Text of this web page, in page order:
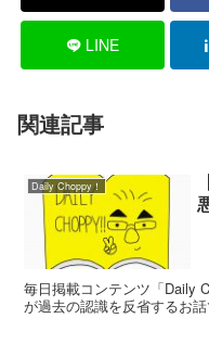
LINE
関連記事
Daily Choppy！
毎日掲載コンテンツ「Daily
が過去の認識を反省するお話